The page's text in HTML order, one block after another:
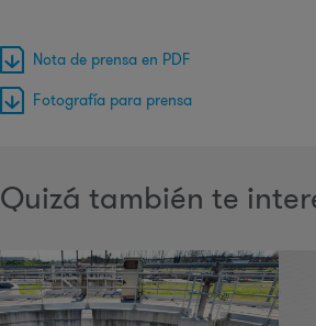
Nota de prensa en PDF
Fotografía para prensa
Quizá también te